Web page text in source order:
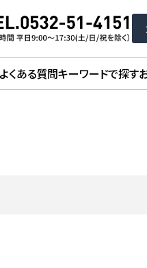
よくある質問キーワードで探す